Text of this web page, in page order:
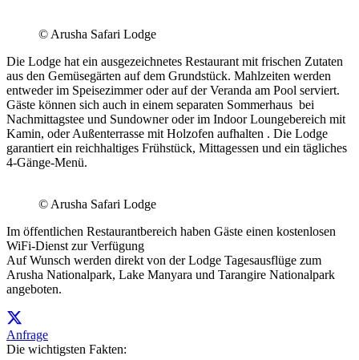
© Arusha Safari Lodge
Die Lodge hat ein ausgezeichnetes Restaurant mit frischen Zutaten
aus den Gemüsegärten auf dem Grundstück. Mahlzeiten werden
entweder im Speisezimmer oder auf der Veranda am Pool serviert.
Gäste können sich auch in einem separaten Sommerhaus bei
Nachmittagstee und Sundowner oder im Indoor Loungebereich mit
Kamin, oder Außenterrasse mit Holzofen aufhalten . Die Lodge
garantiert ein reichhaltiges Frühstück, Mittagessen und ein tägliches
4-Gänge-Menü.
© Arusha Safari Lodge
Im öffentlichen Restaurantbereich haben Gäste einen kostenlosen
WiFi-Dienst zur Verfügung
Auf Wunsch werden direkt von der Lodge Tagesausflüge zum
Arusha Nationalpark, Lake Manyara und Tarangire Nationalpark
angeboten.
Anfrage
Die wichtigsten Fakten: